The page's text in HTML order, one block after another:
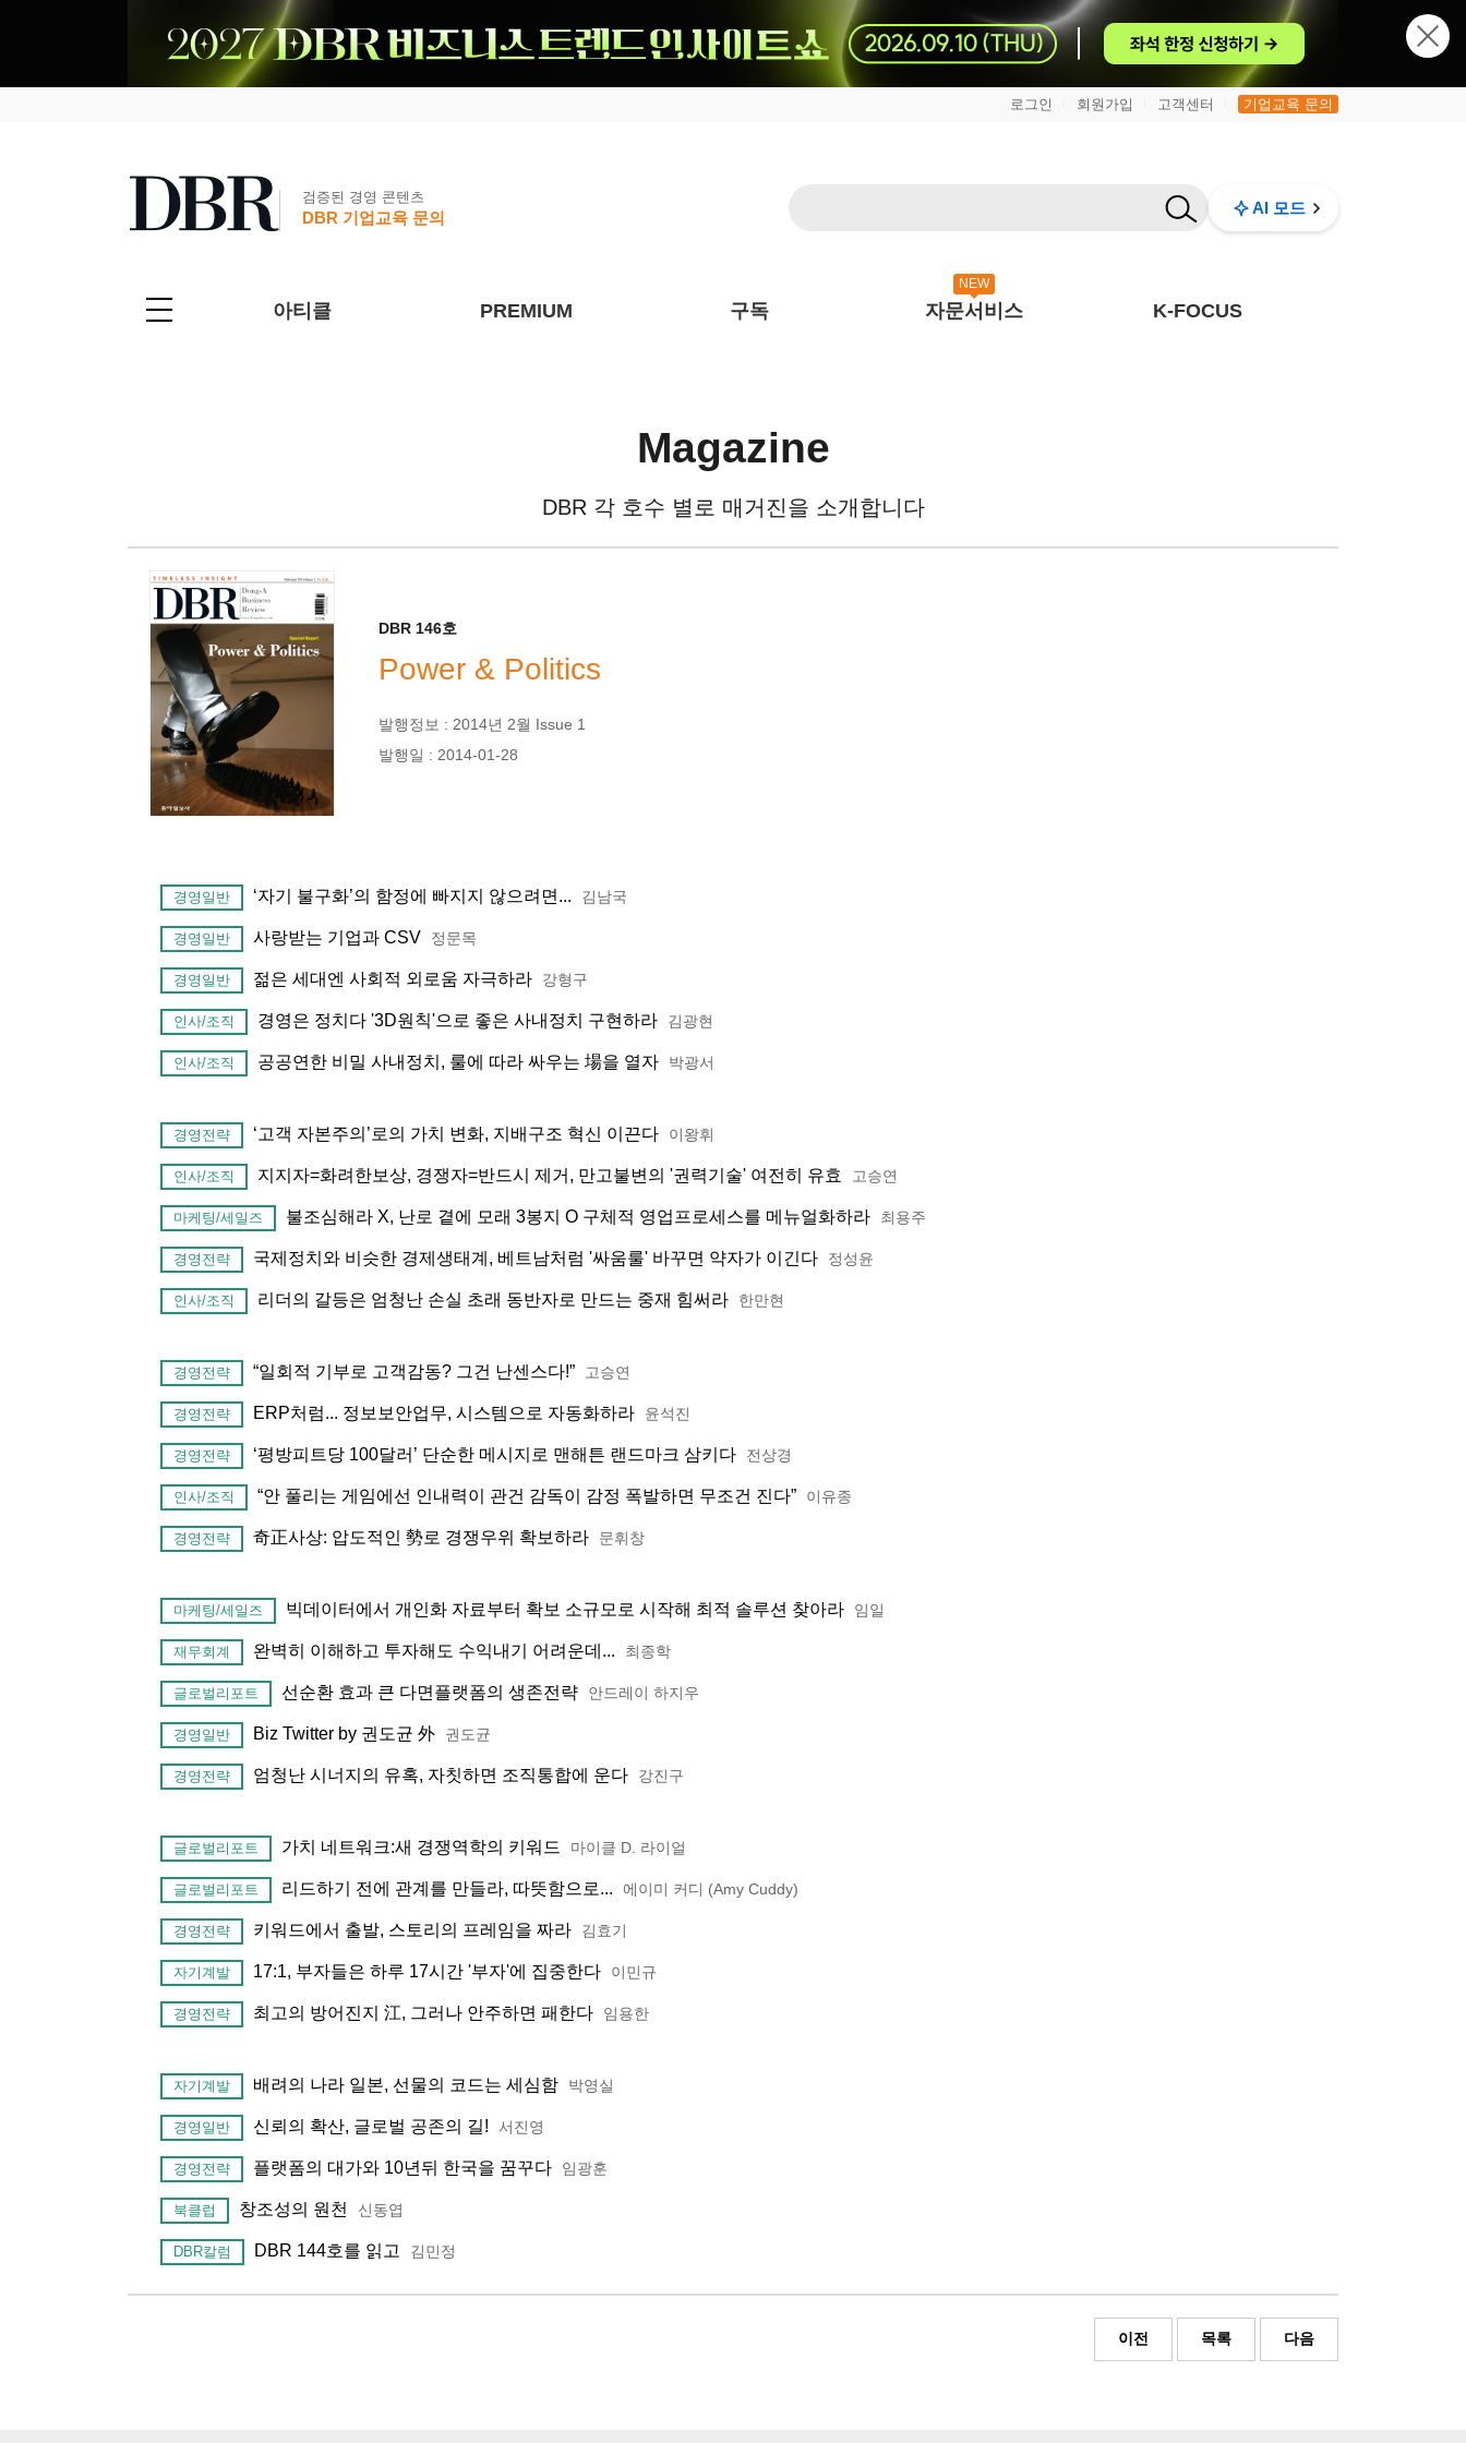
로그인 회원가입 고객센터 기업교육 문의
검증된 경영 콘텐츠
DBR 기업교육 문의
AI 모드
아티클 PREMIUM 구독
NEW
자문서비스 K-FOCUS
Magazine
DBR 각 호수 별로 매거진을 소개합니다
DBR 146호
Power & Politics
발행정보 : 2014년 2월 Issue 1
발행일 : 2014-01-28
경영일반 ‘자기 불구화’의 함정에 빠지지 않으려면... 김남국
경영일반 사랑받는 기업과 CSV 정문목
경영일반 젊은 세대엔 사회적 외로움 자극하라 강형구
인사/조직 경영은 정치다 '3D원칙'으로 좋은 사내정치 구현하라 김광현
인사/조직 공공연한 비밀 사내정치, 룰에 따라 싸우는 場을 열자 박광서
경영전략 ‘고객 자본주의’로의 가치 변화, 지배구조 혁신 이끈다 이왕휘
인사/조직 지지자=화려한보상, 경쟁자=반드시 제거, 만고불변의 '권력기술' 여전히 유효 고승연
마케팅/세일즈 불조심해라 X, 난로 곁에 모래 3봉지 O 구체적 영업프로세스를 메뉴얼화하라 최용주
경영전략 국제정치와 비슷한 경제생태계, 베트남처럼 '싸움룰' 바꾸면 약자가 이긴다 정성윤
인사/조직 리더의 갈등은 엄청난 손실 초래 동반자로 만드는 중재 힘써라 한만현
경영전략 “일회적 기부로 고객감동? 그건 난센스다!” 고승연
경영전략 ERP처럼... 정보보안업무, 시스템으로 자동화하라 윤석진
경영전략 ‘평방피트당 100달러’ 단순한 메시지로 맨해튼 랜드마크 삼키다 전상경
인사/조직 “안 풀리는 게임에선 인내력이 관건 감독이 감정 폭발하면 무조건 진다” 이유종
경영전략 奇正사상: 압도적인 勢로 경쟁우위 확보하라 문휘창
마케팅/세일즈 빅데이터에서 개인화 자료부터 확보 소규모로 시작해 최적 솔루션 찾아라 임일
재무회계 완벽히 이해하고 투자해도 수익내기 어려운데... 최종학
글로벌리포트 선순환 효과 큰 다면플랫폼의 생존전략 안드레이 하지우
경영일반 Biz Twitter by 권도균 外 권도균
경영전략 엄청난 시너지의 유혹, 자칫하면 조직통합에 운다 강진구
글로벌리포트 가치 네트워크:새 경쟁역학의 키워드 마이클 D. 라이얼
글로벌리포트 리드하기 전에 관계를 만들라, 따뜻함으로... 에이미 커디 (Amy Cuddy)
경영전략 키워드에서 출발, 스토리의 프레임을 짜라 김효기
자기계발 17:1, 부자들은 하루 17시간 '부자'에 집중한다 이민규
경영전략 최고의 방어진지 江, 그러나 안주하면 패한다 임용한
자기계발 배려의 나라 일본, 선물의 코드는 세심함 박영실
경영일반 신뢰의 확산, 글로벌 공존의 길! 서진영
경영전략 플랫폼의 대가와 10년뒤 한국을 꿈꾸다 임광훈
북클럽 창조성의 원천 신동엽
DBR칼럼 DBR 144호를 읽고 김민정
이전 목록 다음